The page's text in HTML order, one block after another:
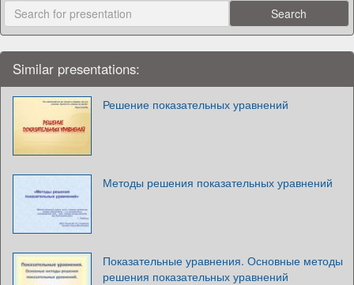
Similar presentations:
Решение показательных уравнений
Методы решения показательных уравнений
Показательные уравнения. Основные методы
решения показательных уравнений